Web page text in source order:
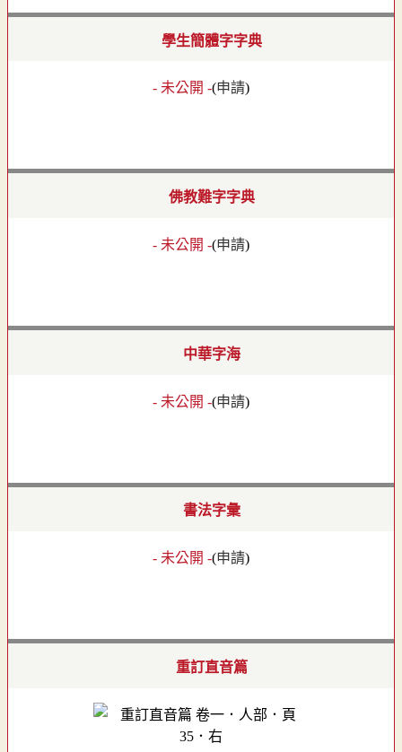
學生簡體字字典
- 未公開 -(申請)
佛教難字字典
- 未公開 -(申請)
中華字海
- 未公開 -(申請)
書法字彙
- 未公開 -(申請)
重訂直音篇